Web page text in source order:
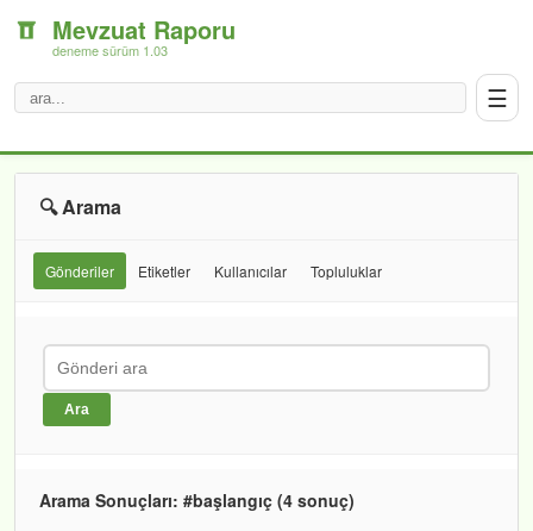
Mevzuat Raporu
deneme sürüm 1.03
☰
🔍 Arama
Gönderiler Etiketler Kullanıcılar Topluluklar
Ara
Arama Sonuçları: #başlangıç (4 sonuç)